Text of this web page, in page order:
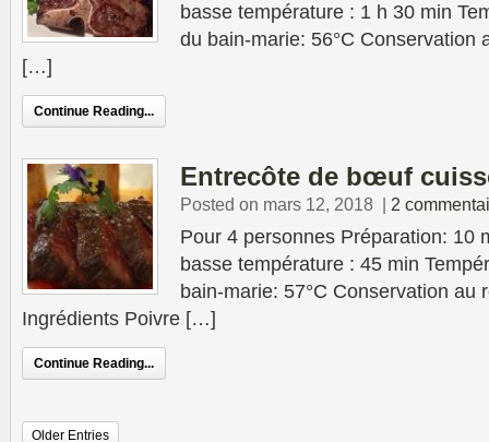
basse température : 1 h 30 min
du bain-marie: 56°C Conservation
[…]
Continue Reading...
Entrecôte de bœuf
Posted on mars 12, 2018 | 2
Pour 4 personnes Préparation: 10
basse température : 45 min
bain-marie: 57°C Conservation au
Ingrédients Poivre […]
Continue Reading...
Older Entries